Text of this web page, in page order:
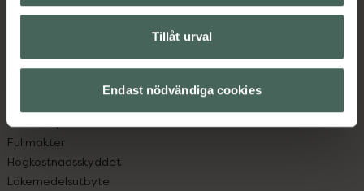
Tillåt urval
Endast nödvändiga cookies
Leverans, betalning och retur
App
Om recept och läkemedel
Fullmakter
Högkostnadsskyddet
Läkemedelsutbyte